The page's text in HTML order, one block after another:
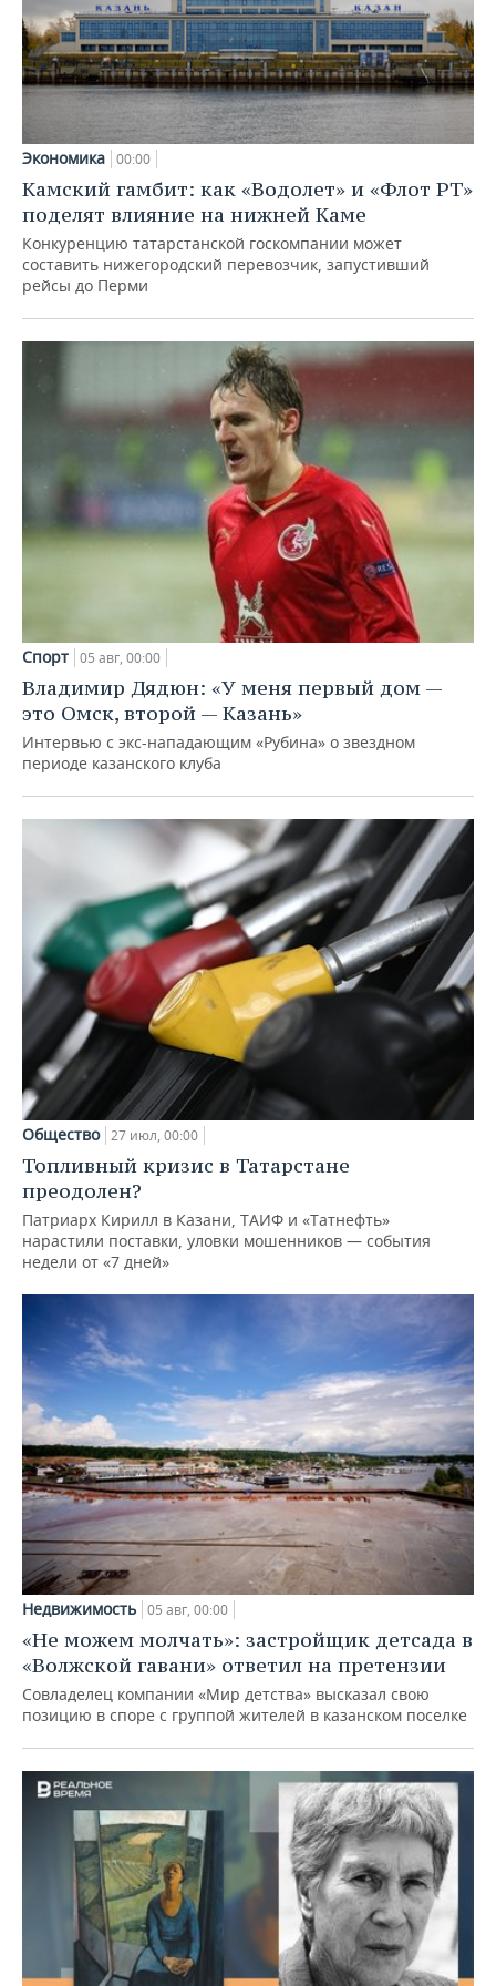
Экономика 00:00
Камский гамбит: как «Водолет» и «Флот РТ»
поделят влияние на нижней Каме
Конкуренцию татарстанской госкомпании может
составить нижегородский перевозчик, запустивший
рейсы до Перми
Спорт 05 авг, 00:00
Владимир Дядюн: «У меня первый дом —
это Омск, второй — Казань»
Интервью с экс-нападающим «Рубина» о звездном
периоде казанского клуба
Общество 27 июл, 00:00
Топливный кризис в Татарстане
преодолен?
Патриарх Кирилл в Казани, ТАИФ и «Татнефть»
нарастили поставки, уловки мошенников — события
недели от «7 дней»
Недвижимость 05 авг, 00:00
«Не можем молчать»: застройщик детсада в
«Волжской гавани» ответил на претензии
Совладелец компании «Мир детства» высказал свою
позицию в споре с группой жителей в казанском поселке